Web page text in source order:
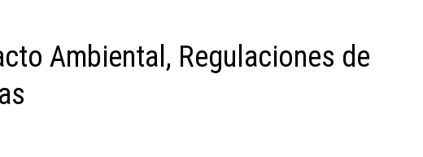
Ambiental, Regulaciones de